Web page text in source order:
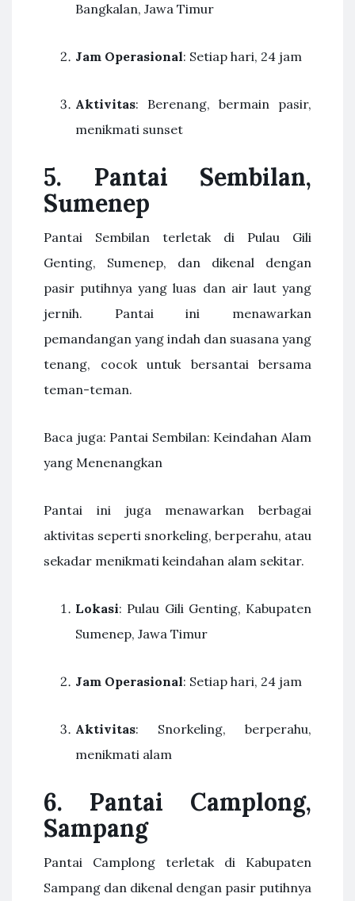
Bangkalan, Jawa Timur
Jam Operasional: Setiap hari, 24 jam
Aktivitas: Berenang, bermain pasir,
menikmati sunset
5. Pantai Sembilan,
Sumenep
Pantai Sembilan terletak di Pulau Gili
Genting, Sumenep, dan dikenal dengan
pasir putihnya yang luas dan air laut yang
jernih. Pantai ini menawarkan
pemandangan yang indah dan suasana yang
tenang, cocok untuk bersantai bersama
teman-teman.
Baca juga: Pantai Sembilan: Keindahan Alam
yang Menenangkan
Pantai ini juga menawarkan berbagai
aktivitas seperti snorkeling, berperahu, atau
sekadar menikmati keindahan alam sekitar.
Lokasi: Pulau Gili Genting, Kabupaten
Sumenep, Jawa Timur
Jam Operasional: Setiap hari, 24 jam
Aktivitas: Snorkeling, berperahu,
menikmati alam
6. Pantai Camplong,
Sampang
Pantai Camplong terletak di Kabupaten
Sampang dan dikenal dengan pasir putihnya